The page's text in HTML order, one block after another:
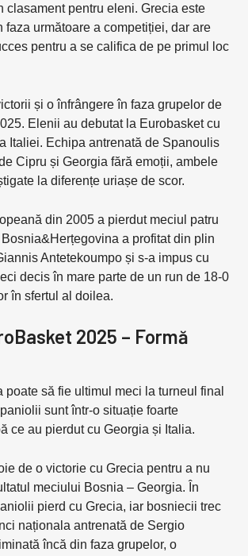
clasament pentru eleni. Grecia este
faza următoare a competiției, dar are
pentru a se califica de pe primul loc
și o înfrângere în faza grupelor de
Elenii au debutat la Eurobasket cu
Italiei. Echipa antrenată de Spanoulis
Cipru și Georgia fără emoții, ambele
la diferențe uriașe de scor.
din 2005 a pierdut meciul patru
a profitat din plin
Antetekoumpo și s-a impus cu
decis în mare parte de un run de 18-0
în sfertul al doilea.
2025 – Formă
poate să fie ultimul meci la turneul final
sunt într-o situație foarte
ce au pierdut cu Georgia și Italia.
de o victorie cu Grecia pentru a nu
meciului Bosnia – Georgia. În
pierd cu Grecia, iar bosniecii trec
naționala antrenată de Sergio
încă din faza grupelor, o